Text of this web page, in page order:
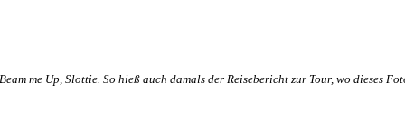
Beam me Up, Slottie. So hieß auch damals der Reisebericht zur Tour, wo dieses